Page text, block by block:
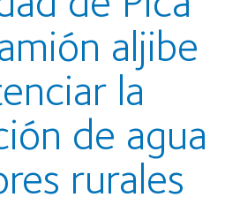
aljibe
la
de agua
rurales